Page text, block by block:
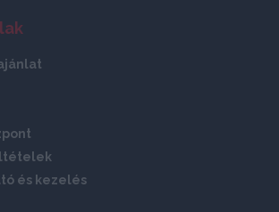
és kezelés